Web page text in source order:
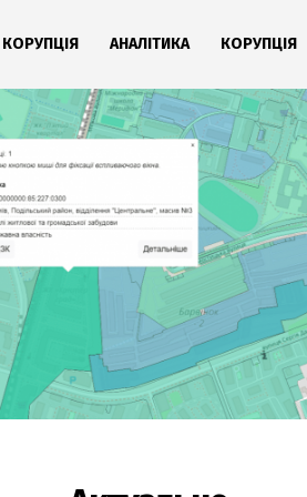
КОРУПЦІЯ АНАЛІТИКА КОРУПЦІЯ